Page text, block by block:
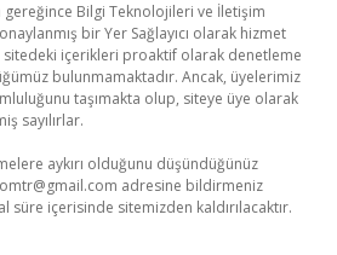
gereğince Bilgi Teknolojileri ve İletişim
bir Yer Sağlayıcı olarak hizmet
içerikleri proaktif olarak denetleme
bulunmamaktadır. Ancak, üyelerimiz
taşımakta olup, siteye üye olarak
sayılırlar.
aykırı olduğunu düşündüğünüz
adresine bildirmeniz
süre içerisinde sitemizden kaldırılacaktır.